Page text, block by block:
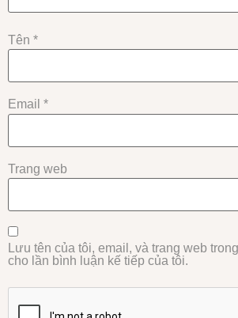
Tên *
Email *
Trang web
Lưu tên của tôi, email, và trang web
cho lần bình luận kế tiếp của tôi.